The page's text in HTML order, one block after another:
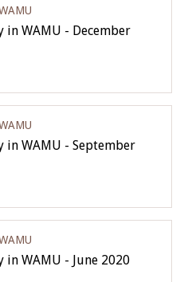
in WAMU - December
in WAMU - September
in WAMU - June 2020